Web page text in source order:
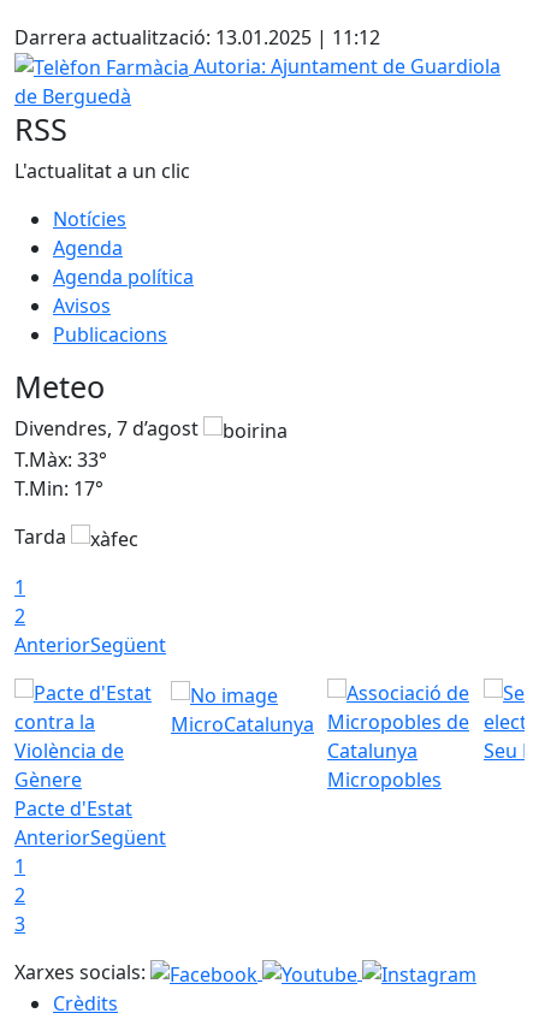
Darrera actualització: 13.01.2025 | 11:12
Telèfon Farmàcia
Autoria: Ajuntament de Guardiola
de Berguedà
RSS
L'actualitat a un clic
Notícies
Agenda
Agenda política
Avisos
Publicacions
Meteo
Divendres, 7 d’agost
T.Màx: 33°
T.Min: 17°
Tarda
1
2
AnteriorSegüent
Pacte d'Estat
MicroCatalunya
Micropobles
Seu
AnteriorSegüent
1
2
3
Xarxes socials:
Crèdits